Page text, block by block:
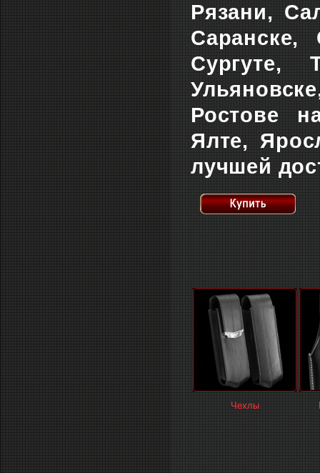
Рязани,
Саранске,
Сургуте,
Ростове
Ялте,
лучшей
Чехлы